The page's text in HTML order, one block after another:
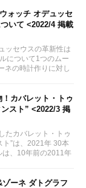
ォッチ オデュッセ
いて <2022/4 掲載
ッセウスの革新性は
について1つのムー
ネの時計作りに対し
カバレット・トゥ
スト” <2022/3 掲
たカバレット・トゥ
ト”は、2021年 30本
は、10年前の2011年
ーネ ダトグラフ